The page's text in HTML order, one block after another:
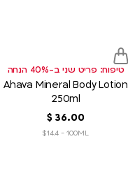
טיפוח: פריט שני ב-40% הנחה
Ahava Mineral Body Lotion
250ml
36.00
‏
$
$14.4 - 100ML